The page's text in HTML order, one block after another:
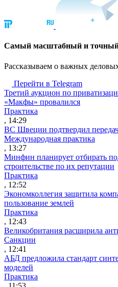
Cамый масштабный и точный
Рассказываем о важных
Перейти в Telegram
Третий аукцион по
«Макфы» провалился
Практика
, 14:29
ВС Швеции подтвердил
Международная практика
, 13:27
Минфин планирует отбирать
строительстве по их репутации
Практика
, 12:52
Экономколлегия защитила
пользование землей
Практика
, 12:43
Великобритания расширила
Санкции
, 12:41
АБД предложила стандарт
моделей
Практика